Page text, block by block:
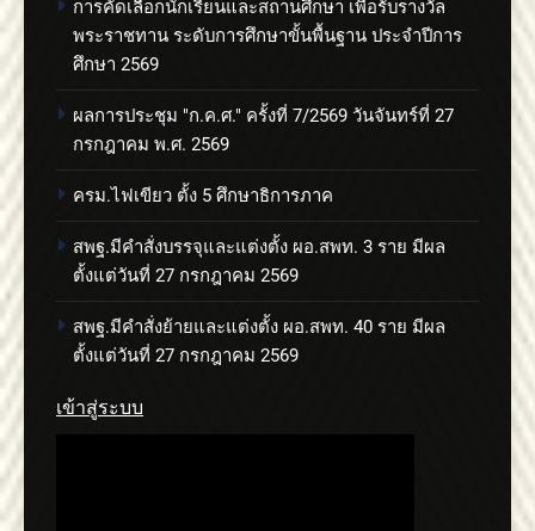
การคัดเลือกนักเรียนและสถานศึกษา เพื่อรับรางวัล
พระราชทาน ระดับการศึกษาขั้นพื้นฐาน ประจำปีการ
ศึกษา 2569
ผลการประชุม "ก.ค.ศ." ครั้งที่ 7/2569 วันจันทร์ที่ 27
กรกฎาคม พ.ศ. 2569
ครม.ไฟเขียว ตั้ง 5 ศึกษาธิการภาค
สพฐ.มีคำสั่งบรรจุและแต่งตั้ง ผอ.สพท. 3 ราย มีผล
ตั้งแต่วันที่ 27 กรกฎาคม 2569
สพฐ.มีคำสั่งย้ายและแต่งตั้ง ผอ.สพท. 40 ราย มีผล
ตั้งแต่วันที่ 27 กรกฎาคม 2569
เข้าสู่ระบบ